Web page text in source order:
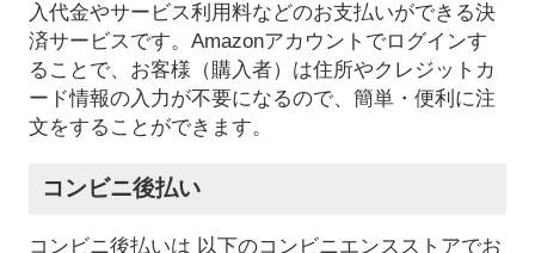
入代金やサービス利用料などのお支払いができる決
済サービスです。Amazonアカウントでログインす
ることで、お客様（購入者）は住所やクレジットカ
ード情報の入力が不要になるので、簡単・便利に注
文をすることができます。
コンビニ後払い
コンビニ後払いは 以下のコンビニエンスストアでお